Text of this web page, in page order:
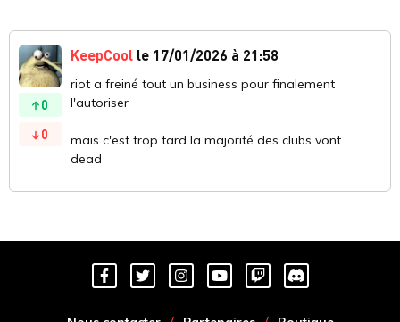
0
0
KeepCool le 17/01/2026 à 21:58
riot a freiné tout un business pour finalement
l'autoriser
mais c'est trop tard la majorité des clubs vont
dead